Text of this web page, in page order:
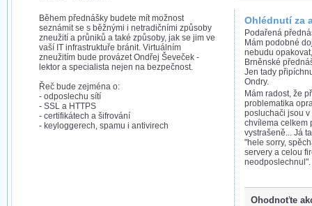
Během přednášky budete mít možnost
seznámit se s běžnými i netradičními způsoby
zneužití a průniků a také způsoby, jak se jim ve
vaší IT infrastruktuře bránit. Virtuálním
zneužitím bude provázet Ondřej Ševeček -
lektor a specialista nejen na bezpečnost.
Řeč bude zejména o:
- odposlechu sítí
- SSL a HTTPS
- certifikátech a šifrování
- keyloggerech, spamu i antivirech
Ohlédnutí za
Podařená
Mám podobné
nebudu
Brněnské
Jen tady
Ondry.
Mám radost, že
problematika
posluchači jsou
chvílema celkem
vystrašeně... Já
"hele sorry,
servery a celou
neodposlechnul".
Ohodnoťte